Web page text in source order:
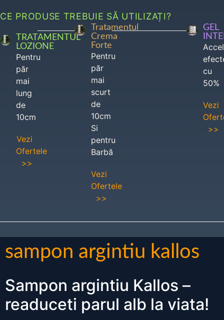
CE PRODUSE TREBUIE SĂ UTILIZAȚI?
TRATAMENTUL
LOZIONE
Pentru
păr
mai
lung
de
10cm
Vezi
Ofertele
>>
Tratamentul
Crema
Forte
Pentru
păr
mai
scurt
de
10cm
Si
pentru
Barbă
Vezi
Ofertele
>>
GEL
cu
50%
Vezi
>>
sampon argintiu kallos
Sampon argintiu Kallos –
readuceti parul alb la viata!